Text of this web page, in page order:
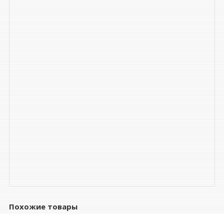
Похожие товары